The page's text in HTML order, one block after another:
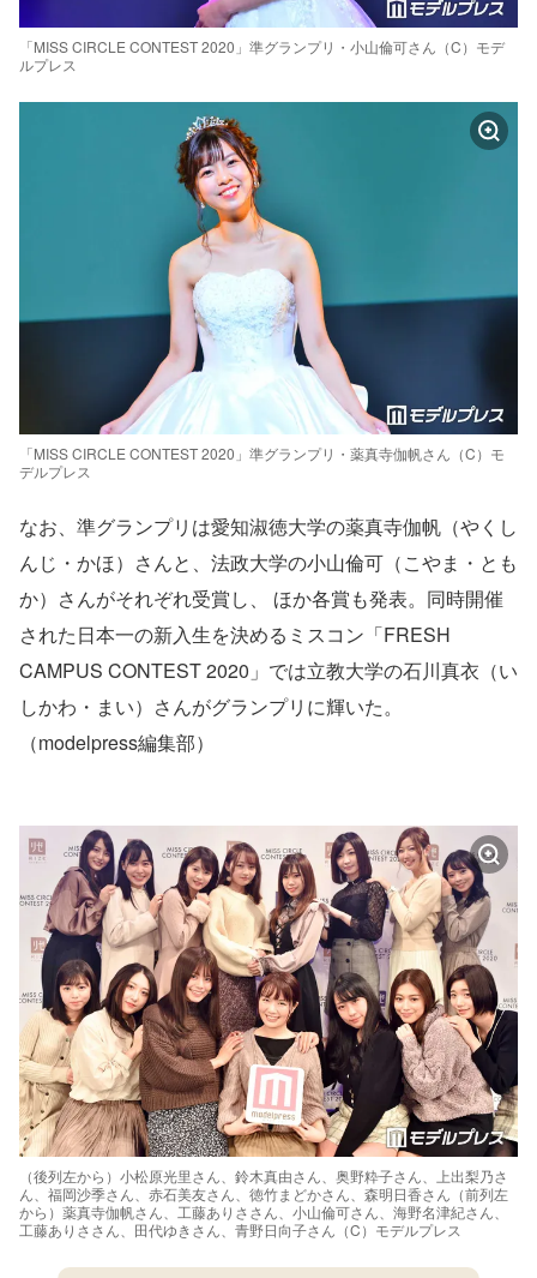
「MISS CIRCLE CONTEST 2020」準グランプリ・小山倫可さん（C）モデ
ルプレス
「MISS CIRCLE CONTEST 2020」準グランプリ・薬真寺伽帆さん（C）モ
デルプレス
なお、準グランプリは愛知淑徳大学の薬真寺伽帆（やくし
んじ・かほ）さんと、法政大学の小山倫可（こやま・とも
か）さんがそれぞれ受賞し、 ほか各賞も発表。同時開催
された日本一の新入生を決めるミスコン「FRESH
CAMPUS CONTEST 2020」では立教大学の石川真衣（い
しかわ・まい）さんがグランプリに輝いた。
（modelpress編集部）
（後列左から）小松原光里さん、鈴木真由さん、奥野粋子さん、上出梨乃さ
ん、福岡沙季さん、赤石美友さん、徳竹まどかさん、森明日香さん（前列左
から）薬真寺伽帆さん、工藤ありささん、小山倫可さん、海野名津紀さん、
工藤ありささん、田代ゆきさん、青野日向子さん（C）モデルプレス